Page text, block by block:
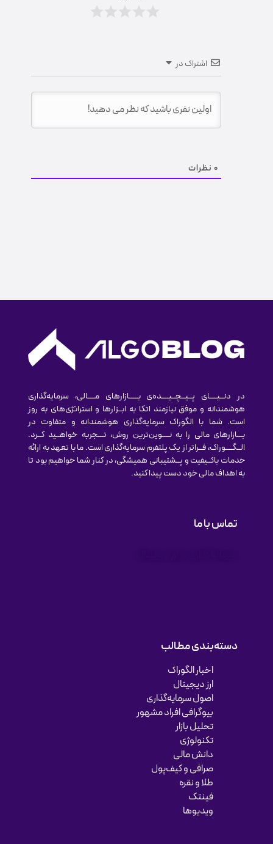
اشتراک در
0 نظرات
در دنــیــــای پــیــچــیــــده‌ی بـــــازارهای مــــالی، سرمایه‌گذاری
هوشمندانه و موفق نیازمند اتکا به ابــزارها و استراتژی‌های به روز
است. شما با الگوراک سرمایه‌گذاری هوشمندانه و متفاوت در
بـــازارهای مالی را به نــــوین‌ترین روش‌، تـــجربه خواهــید کــرد.
الــگــــوراک، فــراتر از یک پلتفرم سرمایه‌گذاری است. ما با تعهد به ارائه
خدمات باکــیفیت و پــشتیبانی همیشگی، در کنار شما خواهیم بود تا
به اهداف مالی خود دست پیدا کنید.
تماس با ما
دسته‌بندی مطالب
اخبار الگوراک
ارز دیجیتال
اصول سرمایه‌گذاری
بیوگرافی افراد مشهور
تحلیل بازار
تکنولوژی
دانش مالی
صرافی و کیف‌پول
طلا و نقره
فینتک
ویدیوها